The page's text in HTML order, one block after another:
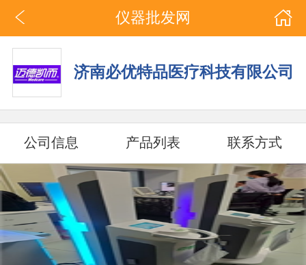
仪器批发网
济南必优特品医疗科技有限公司
公司信息 产品列表 联系方式